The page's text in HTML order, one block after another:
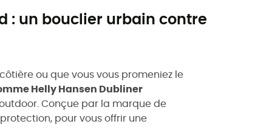
: un bouclier urbain contre
ou que vous vous promeniez le
Helly Hansen Dubliner
Conçue par la marque de
pour vous offrir une